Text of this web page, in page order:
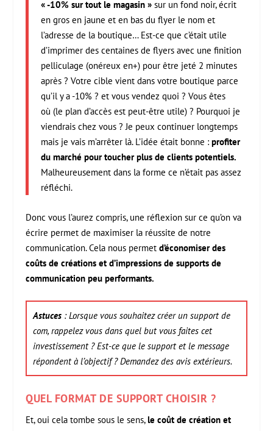
« -10% sur tout le magasin » sur un fond noir, écrit
en gros en jaune et en bas du flyer le nom et
l’adresse de la boutique… Est-ce que c’était utile
d’imprimer des centaines de flyers avec une finition
pelliculage (onéreux en+) pour être jeté 2 minutes
après ? Votre cible vient dans votre boutique parce
qu’il y a -10% ? et vous vendez quoi ? Vous êtes
où (le plan d’accès est peut-être utile) ? Pourquoi je
viendrais chez vous ? Je peux continuer longtemps
mais je vais m’arrêter là. L’idée était bonne :profiter
du marché pour toucher plus de clients potentiels.
Malheureusement dans la forme ce n’était pas assez
réfléchi.
Donc vous l’aurez compris, une réflexion sur ce qu’on va
écrire permet de maximiser la réussite de notre
communication. Cela nous permetd’économiser des
coûts de créations et d’impressions de supports de
communication peu performants.
Astuces : Lorsque vous souhaitez créer un support de
com, rappelez vous dans quel but vous faites cet
investissement ? Est-ce que le support et le message
répondent à l’objectif ? Demandez des avis extérieurs.
QUEL FORMAT DE SUPPORT CHOISIR ?
Et, oui cela tombe sous le sens, le coût de création et